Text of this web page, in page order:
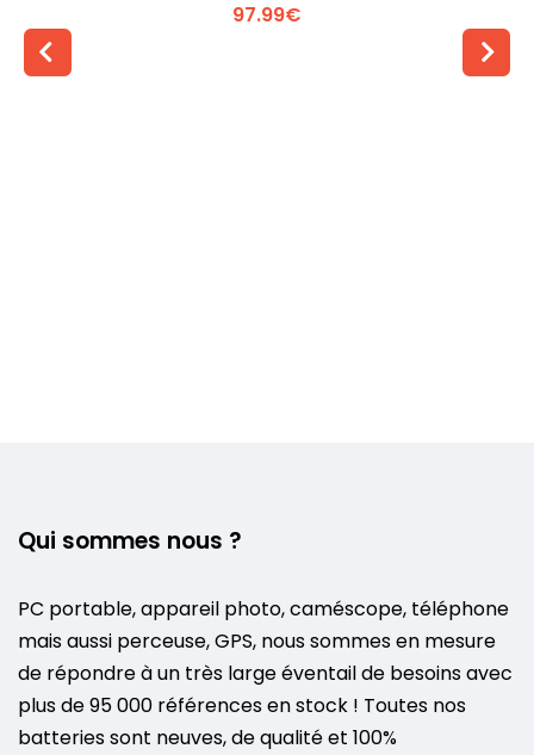
97.99€
Qui sommes nous ?
PC portable, appareil photo, caméscope, téléphone
mais aussi perceuse, GPS, nous sommes en mesure
de répondre à un très large éventail de besoins avec
plus de 95 000 références en stock ! Toutes nos
batteries sont neuves, de qualité et 100%